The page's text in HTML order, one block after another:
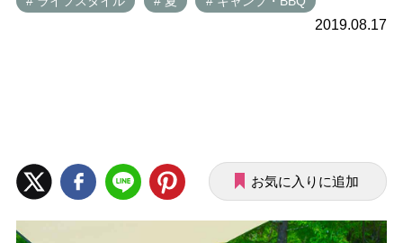
2019.08.17
お気に入りに追加